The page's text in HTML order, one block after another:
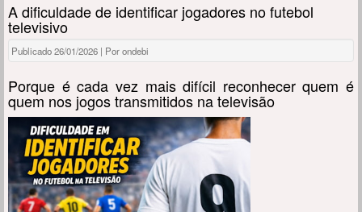
A dificuldade de identificar jogadores no futebol
televisivo
Publicado 26/01/2026 | Por ondebi
Porque é cada vez mais difícil reconhecer quem é
quem nos jogos transmitidos na televisão